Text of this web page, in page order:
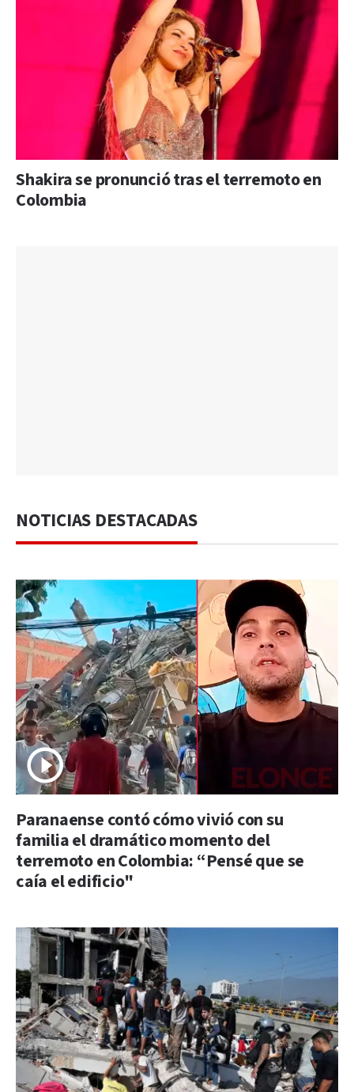
Shakira se pronunció tras el terremoto en
Colombia
NOTICIAS DESTACADAS
Paranaense contó cómo vivió con su
familia el dramático momento del
terremoto en Colombia: “Pensé que se
caía el edificio"